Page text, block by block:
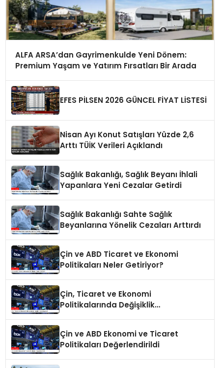
ALFA ARSA’dan Gayrimenkulde Yeni Dönem:
Premium Yaşam ve Yatırım Fırsatları Bir Arada
EFES PİLSEN 2026 GÜNCEL FİYAT LİSTESİ
Nisan Ayı Konut Satışları Yüzde 2,6
Arttı TÜİK Verileri Açıklandı
Sağlık Bakanlığı, Sağlık Beyanı İhlali
Yapanlara Yeni Cezalar Getirdi
Sağlık Bakanlığı Sahte Sağlık
Beyanlarına Yönelik Cezaları Arttırdı
Çin ve ABD Ticaret ve Ekonomi
Politikaları Neler Getiriyor?
Çin, Ticaret ve Ekonomi
Politikalarında Değişiklik
Çin ve ABD Ekonomi ve Ticaret
Politikaları Değerlendirildi